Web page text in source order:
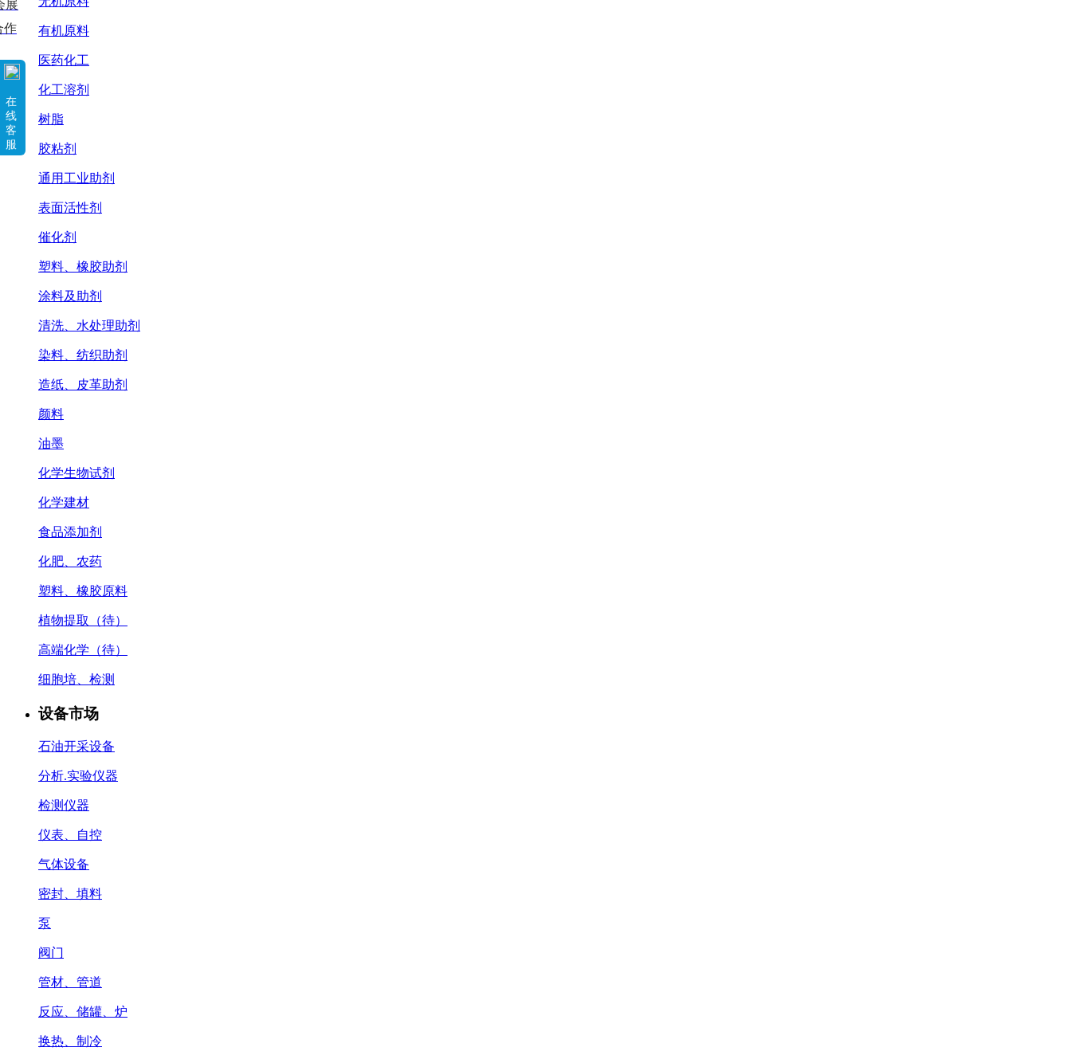
有机原料
医药化工
化工溶剂
树脂
胶粘剂
通用工业助剂
表面活性剂
催化剂
塑料、橡胶助剂
涂料及助剂
清洗、水处理助剂
染料、纺织助剂
造纸、皮革助剂
颜料
油墨
化学生物试剂
化学建材
食品添加剂
化肥、农药
塑料、橡胶原料
植物提取（待）
高端化学（待）
细胞培、检测
设备市场
石油开采设备
分析.实验仪器
检测仪器
仪表、自控
气体设备
密封、填料
泵
阀门
管材、管道
反应、储罐、炉
换热、制冷
展
作
在
线
客
服